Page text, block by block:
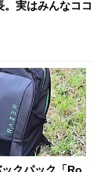
。実はみんなココ